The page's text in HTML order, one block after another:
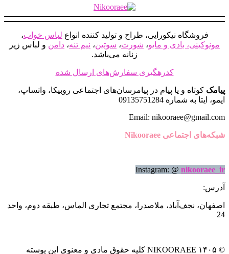
در
محصول
انتخاب
فروشگاه نیکورایی، طراح و تولید کننده انواع لباس خواب،
مونوکینی، بادی و مایو، شورت، سوتین، نیم تنه، دامن و لباس زیر
زنانه می‌باشد.
کدرهگیری سفارش‌های ارسال شده
پیامک کوتاه و یا پیام در پیامرسان‌های اجتماعی روبیکا، واتساپ،
ایمو، ایتا به شماره 09135751284
Email: nikooraee@gmail.com
شبکه‌های اجتماعی Nikooraee
Instagram: @ nikooraee_ir
آدرس:
اصفهان، نجف‌آباد، ملاصدرا، مجتمع تجاری الماس، طبقه دوم، واحد
24
© ۱۴۰۵ NIKOORAEE کلیه حقوق مادی و معنوی این پوسته